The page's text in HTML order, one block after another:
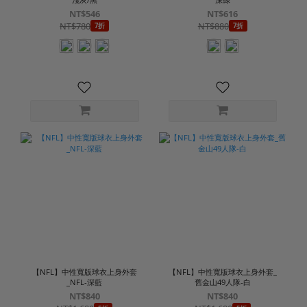
NT$546
NT$780 7折
NT$616
NT$880 7折
【NFL】中性寬版球衣上身外套
_NFL-深藍
NT$840
【NFL】中性寬版球衣上身外套_
舊金山49人隊-白
NT$840